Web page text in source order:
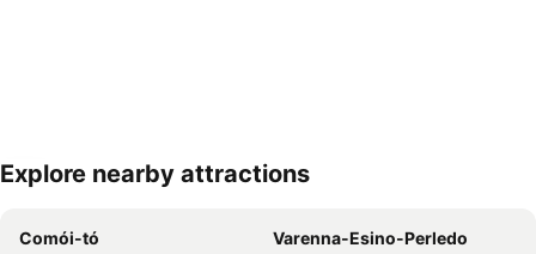
Nagy méretű térkép
Explore nearby attractions
Comói-tó
Varenna-Esino-Perledo